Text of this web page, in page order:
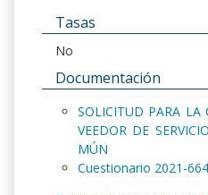
Tasas
No
Documentación
SOLICITUD PARA LA
VEEDOR DE
MÚN
Cuestionario 2021-664